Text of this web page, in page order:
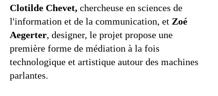
Clotilde Chevet, chercheuse en sciences de
l'information et de la communication, et Zoé
Aegerter, designer, le projet propose une
première forme de médiation à la fois
technologique et artistique autour des machines
parlantes.